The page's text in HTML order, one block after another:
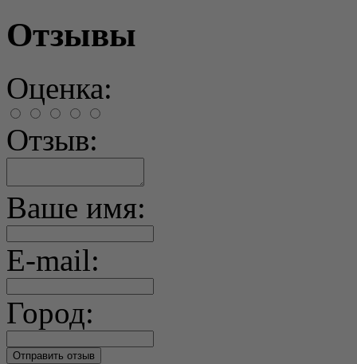
Отзывы
Оценка:
Отзыв:
Ваше имя:
E-mail:
Город: